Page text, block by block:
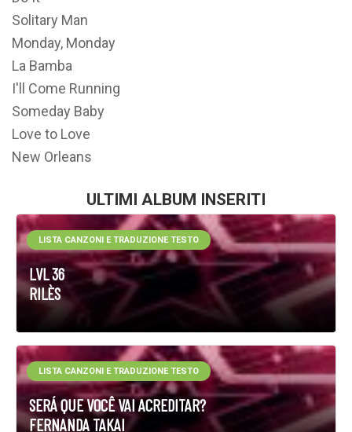
Solitary Man
Monday, Monday
La Bamba
I'll Come Running
Someday Baby
Love to Love
New Orleans
ULTIMI ALBUM INSERITI
LVL 36
RILÈS
LISTA CANZONI E TRADUZIONE TESTO
SERÁ QUE VOCÊ VAI ACREDITAR?
FERNANDA TAKAI
LISTA CANZONI E TRADUZIONE TESTO